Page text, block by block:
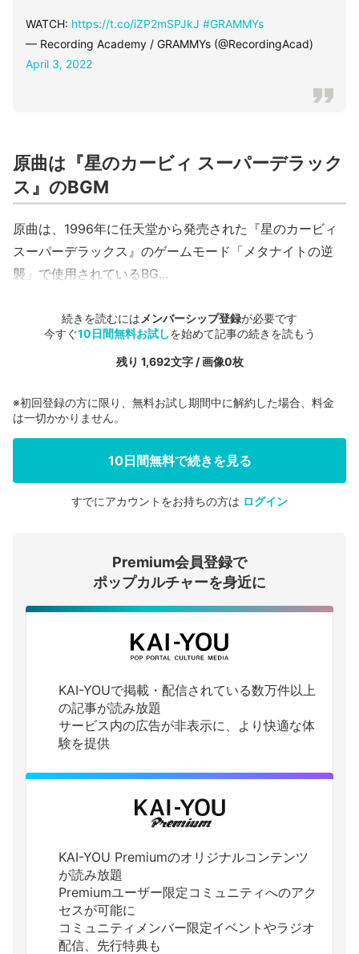
WATCH: https://t.co/iZP2mSPJkJ #GRAMMYs
— Recording Academy / GRAMMYs (@RecordingAcad)
April 3, 2022
原曲は『星のカービィ スーパーデラック
ス』のBGM
原曲は、1996年に任天堂から発売された『星のカービィ
スーパーデラックス』のゲームモード「メタナイトの逆
襲」で使用されているBG...
続きを読むには メンバーシップ登録が必要です
今すぐ10日間無料お試しを始めて記事の続きを読もう
残り 1,692文字 / 画像0枚
会員登録する
ログインする
※初回登録の方に限り、無料お試し期間中に解約した場合、料金
は一切かかりません。
10日間無料で続きを見る
すでにアカウントをお持ちの方は ログイン
Premium会員登録で
ポップカルチャーを身近に
KAI-YOUで掲載・配信されている数万件以上
の記事が読み放題
サービス内の広告が非表示に、より快適な体
験を提供
KAI-YOU Premiumのオリジナルコンテンツ
が読み放題
Premiumユーザー限定コミュニティへのアク
セスが可能に
コミュニティメンバー限定イベントやラジオ
配信、先行特典も